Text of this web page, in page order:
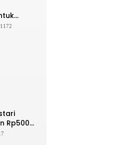
Sekolah
1172
Rp500